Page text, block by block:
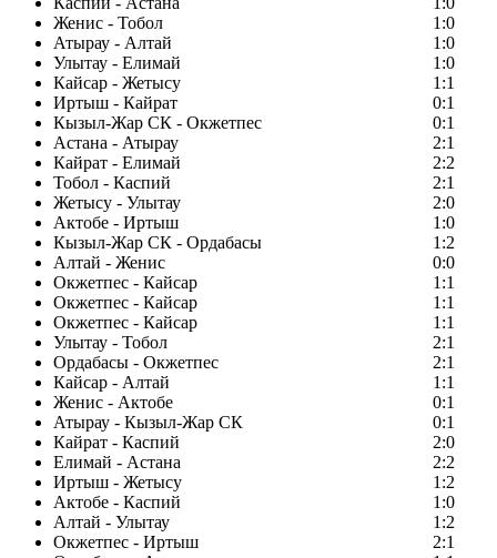
Женис - Тобол
1:0
Атырау - Алтай
1:0
Улытау - Елимай
1:0
Кайсар - Жетысу
1:1
Иртыш - Кайрат
0:1
Кызыл-Жар СК - Окжетпес
0:1
Астана - Атырау
2:1
Кайрат - Елимай
2:2
Тобол - Каспий
2:1
Жетысу - Улытау
2:0
Актобе - Иртыш
1:0
Кызыл-Жар СК - Ордабасы
1:2
Алтай - Женис
0:0
Окжетпес - Кайсар
1:1
Окжетпес - Кайсар
1:1
Окжетпес - Кайсар
1:1
Улытау - Тобол
2:1
Ордабасы - Окжетпес
2:1
Кайсар - Алтай
1:1
Женис - Актобе
0:1
Атырау - Кызыл-Жар СК
0:1
Кайрат - Каспий
2:0
Елимай - Астана
2:2
Иртыш - Жетысу
1:2
Актобе - Каспий
1:0
Алтай - Улытау
1:2
Окжетпес - Иртыш
2:1